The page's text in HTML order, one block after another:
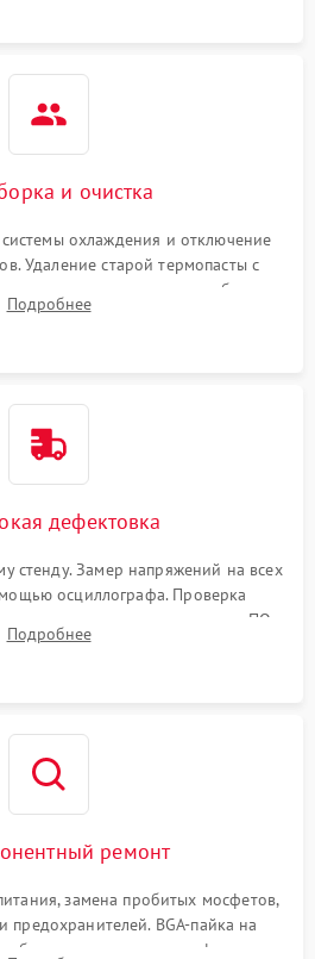
и очистка
охлаждения и отключение
Удаление старой термопасты с
чипа и термопрокладок с банок
платы от пыли и окислов.
Подробнее
дефектовка
стенду. Замер напряжений на всех
осциллографа. Проверка
специализированного ПО
MATS
Подробнее
ремонт
замена пробитых мосфетов,
BGA-пайка на
или замена графического